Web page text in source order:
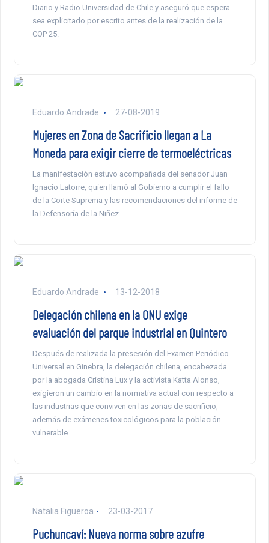
Diario y Radio Universidad de Chile y aseguró que espera
sea explicitado por escrito antes de la realización de la
COP 25.
Eduardo Andrade 27-08-2019
Mujeres en Zona de Sacrificio llegan a La
Moneda para exigir cierre de termoeléctricas
La manifestación estuvo acompañada del senador Juan
Ignacio Latorre, quien llamó al Gobierno a cumplir el fallo
de la Corte Suprema y las recomendaciones del informe de
la Defensoría de la Niñez.
Eduardo Andrade 13-12-2018
Delegación chilena en la ONU exige
evaluación del parque industrial en Quintero
Después de realizada la presesión del Examen Periódico
Universal en Ginebra, la delegación chilena, encabezada
por la abogada Cristina Lux y la activista Katta Alonso,
exigieron un cambio en la normativa actual con respecto a
las industrias que conviven en las zonas de sacrificio,
además de exámenes toxicológicos para la población
vulnerable.
Natalia Figueroa 23-03-2017
Puchuncaví: Nueva norma sobre azufre